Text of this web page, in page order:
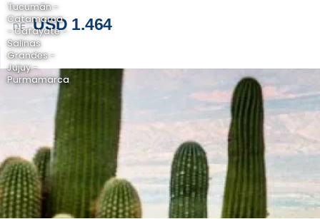
DE USD 1.464
Tucumán -
Catamarca
- Cafayate -
Salinas
Grandes -
Jujuy -
Purmamarca